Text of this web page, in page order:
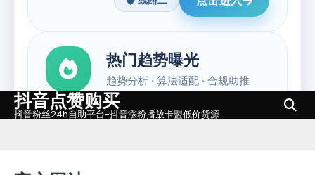
Skip抖音点赞购买
抖音粉丝24h自助平台-抖音涨粉播放卡盟低价货源